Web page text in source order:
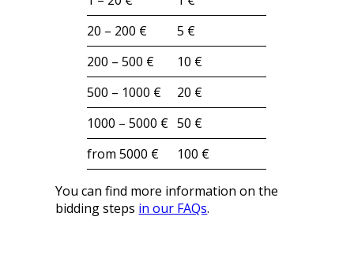
20 – 200 €
5 €
200 – 500 €
10 €
500 – 1000 €
20 €
1000 – 5000 € 50 €
from 5000 €
100 €
You can find more information on the
bidding steps in our FAQs.